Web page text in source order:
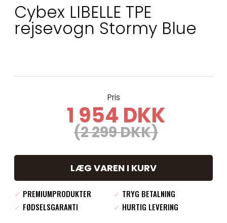
Cybex LIBELLE TPE
rejsevogn Stormy Blue
Pris
1 954 DKK
(2 299 DKK)
LÆG VAREN I KURV
✓ PREMIUMPRODUKTER ✓ TRYG BETALNING
✓ FØDSELSGARANTI ✓ HURTIG LEVERING